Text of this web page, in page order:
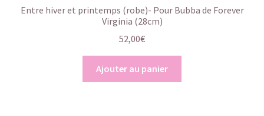
Entre hiver et printemps (robe)- Pour Bubba de Forever
Virginia (28cm)
52,00€
Ajouter au panier